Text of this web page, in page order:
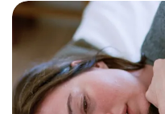
Overslaan